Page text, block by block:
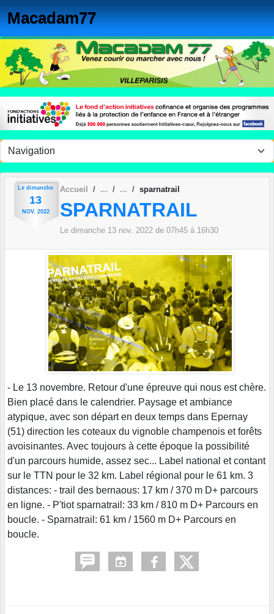
Macadam77
Le dimanche
13
NOV. 2022
Accueil sparnatrail
SPARNATRAIL
Le dimanche 13 nov. 2022 de 07h45 à 16h30
- Le 13 novembre. Retour d'une épreuve qui nous est chère.
Bien placé dans le calendrier. Paysage et ambiance
atypique, avec son départ en deux temps dans Epernay
(51) direction les coteaux du vignoble champenois et forêts
avoisinantes. Avec toujours à cette époque la possibilité
d'un parcours humide, assez sec... Label national et contant
sur le TTN pour le 32 km. Label régional pour le 61 km. 3
distances: - trail des bernaous: 17 km / 370 m D+ parcours
en ligne. - P'tiot sparnatrail: 33 km / 810 m D+ Parcours en
boucle. - Sparnatrail: 61 km / 1560 m D+ Parcours en
boucle.